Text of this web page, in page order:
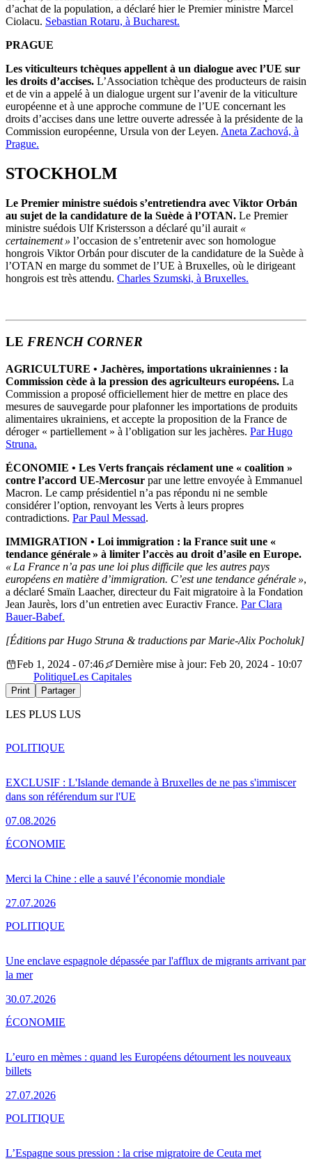
d’achat de la population, a déclaré hier le Premier ministre Marcel
Ciolacu. Sebastian Rotaru, à Bucharest.
PRAGUE
Les viticulteurs tchèques appellent à un dialogue avec l’UE sur
les droits d’accises. L’Association tchèque des producteurs de raisin
et de vin a appelé à un dialogue urgent sur l’avenir de la viticulture
européenne et à une approche commune de l’UE concernant les
droits d’accises dans une lettre ouverte adressée à la présidente de la
Commission européenne, Ursula von der Leyen. Aneta Zachová, à
Prague.
STOCKHOLM
Le Premier ministre suédois s’entretiendra avec Viktor Orbán
au sujet de la candidature de la Suède à l’OTAN. Le Premier
ministre suédois Ulf Kristersson a déclaré qu’il aurait «
certainement » l’occasion de s’entretenir avec son homologue
hongrois Viktor Orbán pour discuter de la candidature de la Suède à
l’OTAN en marge du sommet de l’UE à Bruxelles, où le dirigeant
hongrois est très attendu. Charles Szumski, à Bruxelles.
LE FRENCH CORNER
AGRICULTURE • Jachères, importations ukrainiennes : la
Commission cède à la pression des agriculteurs européens. La
Commission a proposé officiellement hier de mettre en place des
mesures de sauvegarde pour plafonner les importations de produits
alimentaires ukrainiens, et accepte la proposition de la France de
déroger « partiellement » à l’obligation sur les jachères. Par Hugo
Struna.
ÉCONOMIE • Les Verts français réclament une « coalition »
contre l’accord UE-Mercosur par une lettre envoyée à Emmanuel
Macron. Le camp présidentiel n’a pas répondu ni ne semble
considérer l’option, renvoyant les Verts à leurs propres
contradictions. Par Paul Messad.
IMMIGRATION • Loi immigration : la France suit une «
tendance générale » à limiter l’accès au droit d’asile en Europe.
« La France n’a pas une loi plus difficile que les autres pays
européens en matière d’immigration. C’est une tendance générale »,
a déclaré Smaïn Laacher, directeur du Fait migratoire à la Fondation
Jean Jaurès, lors d’un entretien avec Euractiv France. Par Clara
Bauer-Babef.
[Éditions par Hugo Struna & traductions par Marie-Alix Pocholuk]
Feb 1, 2024 - 07:46
Dernière mise à jour: Feb 20, 2024 - 10:07
PolitiqueLes Capitales
Print Partager
LES PLUS LUS
EXCLUSIF : L'Islande demande à Bruxelles de ne pas s'immiscer
dans son référendum sur l'UE
07.08.2026
POLITIQUE
Merci la Chine : elle a sauvé l’économie mondiale
27.07.2026
ÉCONOMIE
Une enclave espagnole dépassée par l'afflux de migrants arrivant par
la mer
30.07.2026
POLITIQUE
L’euro en mèmes : quand les Européens détournent les nouveaux
billets
27.07.2026
ÉCONOMIE
L’Espagne sous pression : la crise migratoire de Ceuta met
POLITIQUE